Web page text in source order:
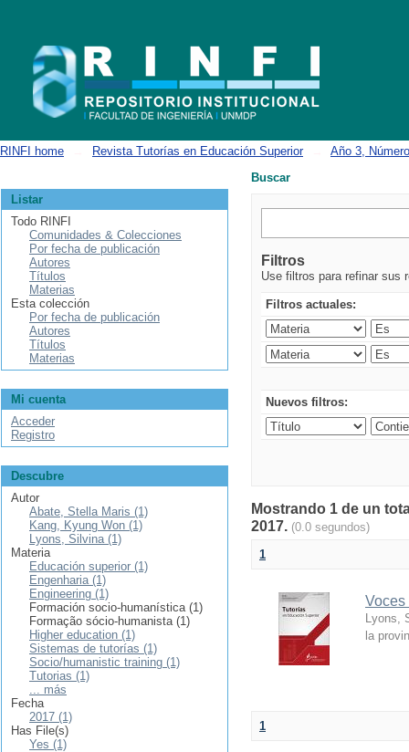
RINFI home Revista Tutorías en Educación Superior
Año 3,
Buscar
Filtros
Use filtros para refinar sus
Filtros actuales:
Nuevos filtros:
Mostrando 1 de un
2017. (0.0 segundos)
1
Voces
Lyons,
la
1
Listar
Todo RINFI
Comunidades & Colecciones
Por fecha de publicación
Autores
Títulos
Materias
Esta colección
Por fecha de publicación
Autores
Títulos
Materias
Mi cuenta
Acceder
Registro
Descubre
Autor
Abate, Stella Maris (1)
Kang, Kyung Won (1)
Lyons, Silvina (1)
Materia
Educación superior (1)
Engenharia (1)
Engineering (1)
Formación socio-humanística (1)
Formação sócio-humanista (1)
Higher education (1)
Sistemas de tutorías (1)
Socio/humanistic training (1)
Tutorias (1)
... más
Fecha
2017 (1)
Has File(s)
Yes (1)